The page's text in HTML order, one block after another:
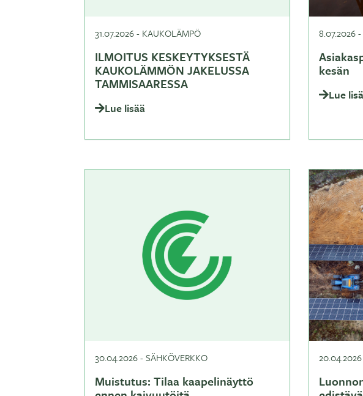
31.07.2026- KAUKOLÄMPÖ
ILMOITUS KESKEYTYKSESTÄ
KAUKOLÄMMÖN JAKELUSSA
TAMMISAARESSA
Lue lisää
8.07.2026-
kesän
Lue
30.04.2026-SÄHKÖVERKKO
Muistutus: Tilaa kaapelinäyttö
20.04.2026